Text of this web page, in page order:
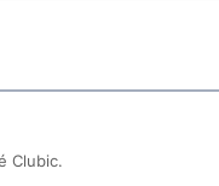
Clubic.